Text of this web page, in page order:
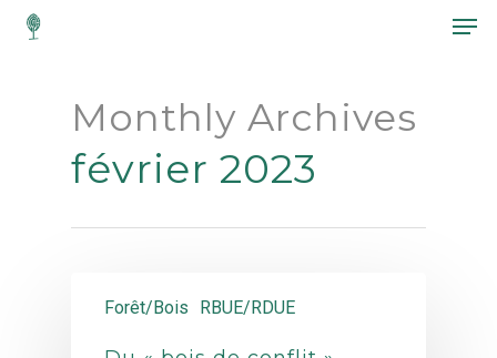
Hit enter to search or ESC to close
Monthly Archives
février 2023
Forêt/Bois RBUE/RDUE